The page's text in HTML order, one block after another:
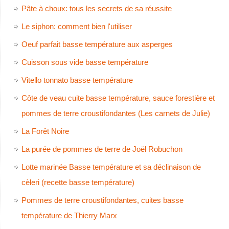
Pâte à choux: tous les secrets de sa réussite
Le siphon: comment bien l'utiliser
Oeuf parfait basse température aux asperges
Cuisson sous vide basse température
Vitello tonnato basse température
Côte de veau cuite basse température, sauce forestière et
pommes de terre croustifondantes (Les carnets de Julie)
La Forêt Noire
La purée de pommes de terre de Joël Robuchon
Lotte marinée Basse température et sa déclinaison de
cèleri (recette basse température)
Pommes de terre croustifondantes, cuites basse
température de Thierry Marx